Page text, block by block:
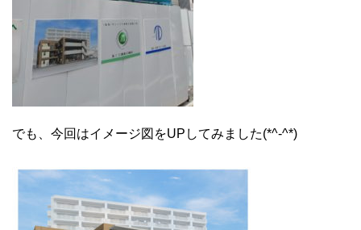
でも、今回はイメージ図をUPしてみました(*^-^*)